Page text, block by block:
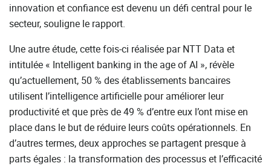
innovation et confiance est devenu un défi central pour le
secteur, souligne le rapport.
Une autre étude, cette fois-ci réalisée par NTT Data et
intitulée « Intelligent banking in the age of AI », révèle
qu’actuellement, 50 % des établissements bancaires
utilisent l’intelligence artificielle pour améliorer leur
productivité et que près de 49 % d’entre eux l’ont mise en
place dans le but de réduire leurs coûts opérationnels. En
d’autres termes, deux approches se partagent presque à
parts égales : la transformation des processus et l’efficacité